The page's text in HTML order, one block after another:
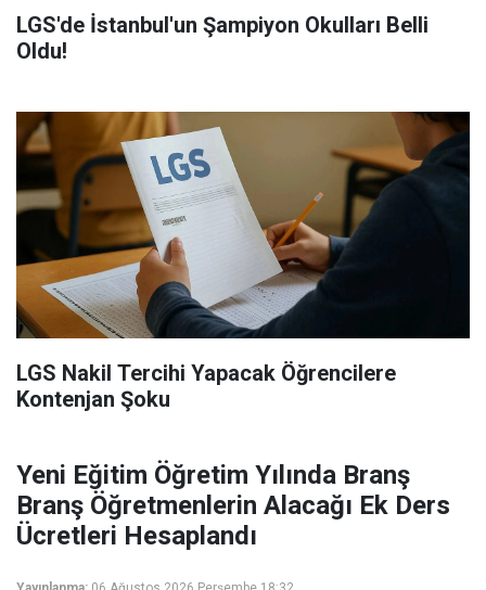
LGS'de İstanbul'un Şampiyon Okulları Belli
Oldu!
LGS Nakil Tercihi Yapacak Öğrencilere
Kontenjan Şoku
Yeni Eğitim Öğretim Yılında Branş
Branş Öğretmenlerin Alacağı Ek Ders
Ücretleri Hesaplandı